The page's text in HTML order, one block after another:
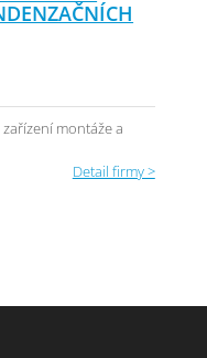
montáže a
Detail firmy >